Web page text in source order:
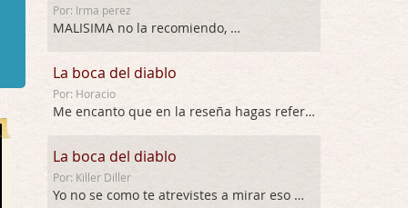
Por: Irma perez
MALISIMA no la recomiendo, …
La boca del diablo
Por: Horacio
Me encanto que en la reseña hagas referen …
La boca del diablo
Por: Killer Diller
Yo no se como te atrevistes a mirar eso …